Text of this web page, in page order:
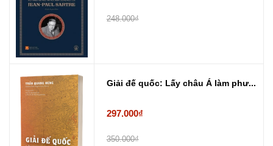
248.000₫
Giải đế quốc: Lấy châu Á làm phư...
297.000₫
350.000₫